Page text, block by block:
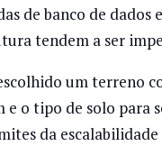
de banco de dados
tendem a ser
um terreno
e o tipo de solo para
da